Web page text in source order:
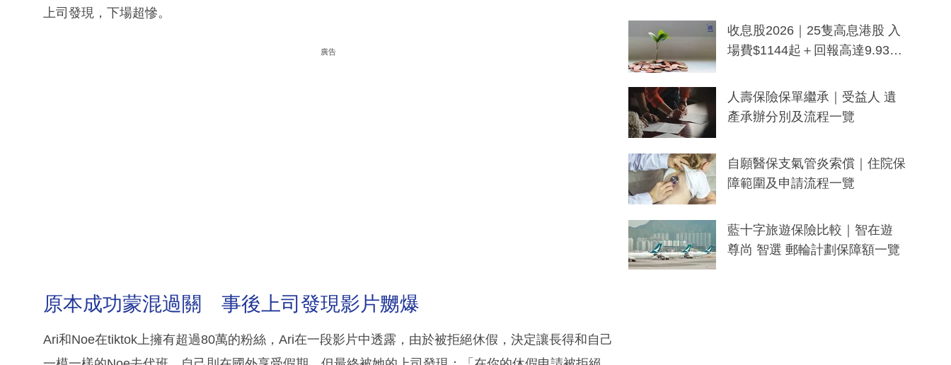
上司發現，下場超慘。
廣告
原本成功蒙混過關 事後上司發現影片嬲爆
Ari和Noe在tiktok上擁有超過80萬的粉絲，Ari在一段影片中透露，由於被拒絕休假，決定讓長得和自己
一度被誤當詐騙手段
收息股2026｜25隻高息港股 入
場費$1144起＋回報高達9.93
人壽保險保單繼承｜受益人 遺
產承辦分別及流程一覽
自願醫保支氣管炎索償｜住院保
障範圍及申請流程一覽
藍十字旅遊保險比較｜智在遊
尊尚 智選 郵輪計劃保障額一覽